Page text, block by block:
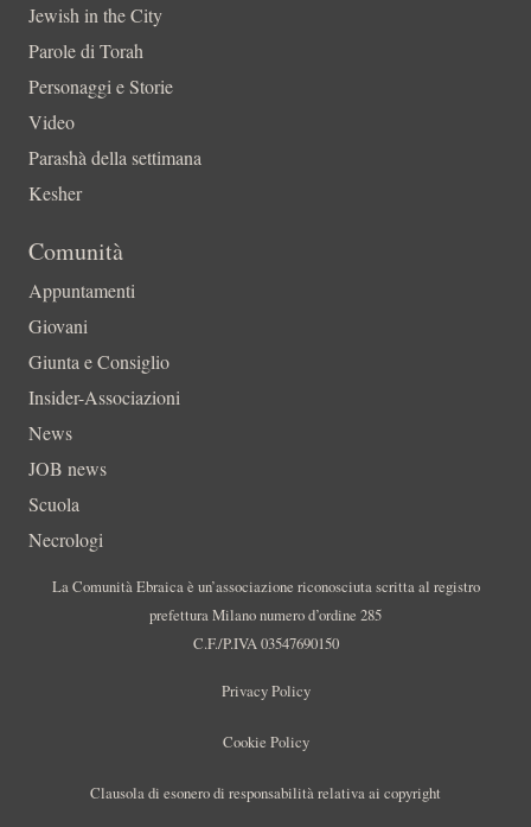
Jewish in the City
Parole di Torah
Personaggi e Storie
Video
Parashà della settimana
Kesher
Comunità
Appuntamenti
Giovani
Giunta e Consiglio
Insider-Associazioni
News
JOB news
Scuola
Necrologi
La Comunità Ebraica è un’associazione riconosciuta scritta al registro
prefettura Milano numero d’ordine 285
C.F./P.IVA 03547690150
Privacy Policy
Cookie Policy
Clausola di esonero di responsabilità relativa ai copyright